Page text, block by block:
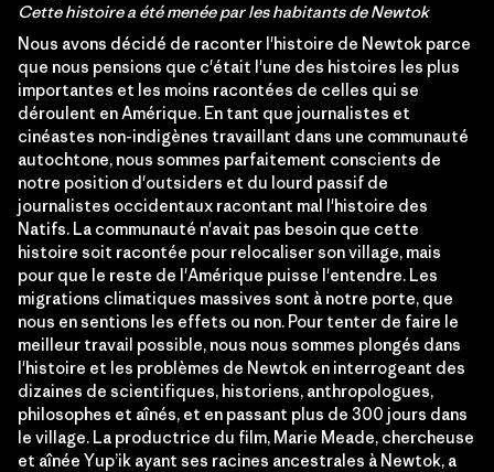
Cette histoire a été menée par les habitants de Newtok
Nous avons décidé de raconter l'histoire de Newtok parce
que nous pensions que c'était l'une des histoires les plus
importantes et les moins racontées de celles qui se
déroulent en Amérique. En tant que journalistes et
cinéastes non-indigènes travaillant dans une communauté
autochtone, nous sommes parfaitement conscients de
notre position d'outsiders et du lourd passif de
journalistes occidentaux racontant mal l'histoire des
Natifs. La communauté n'avait pas besoin que cette
histoire soit racontée pour relocaliser son village, mais
pour que le reste de l'Amérique puisse l'entendre. Les
migrations climatiques massives sont à notre porte, que
nous en sentions les effets ou non. Pour tenter de faire le
meilleur travail possible, nous nous sommes plongés dans
l'histoire et les problèmes de Newtok en interrogeant des
dizaines de scientifiques, historiens, anthropologues,
philosophes et aînés, et en passant plus de 300 jours dans
le village. La productrice du film, Marie Meade, chercheuse
et aînée Yup’ik ayant ses racines ancestrales à Newtok, a